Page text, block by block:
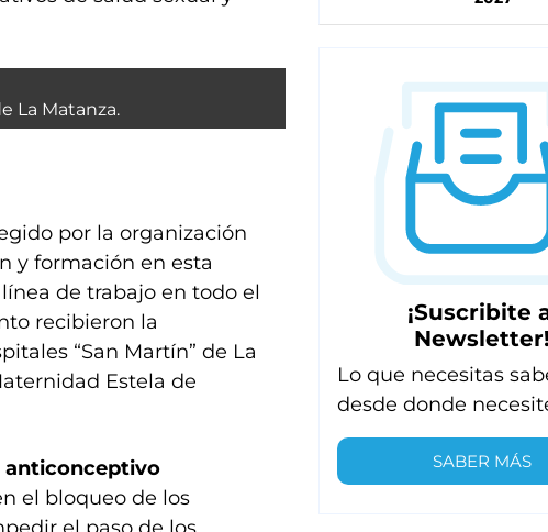
La Matanza.
por la organización
y formación en esta
de trabajo en todo el
recibieron la
“San Martín” de La
Estela de
anticonceptivo
el bloqueo de los
¡Suscribite
Newsletter!
Lo que necesitas
desde donde
SABER MÁS